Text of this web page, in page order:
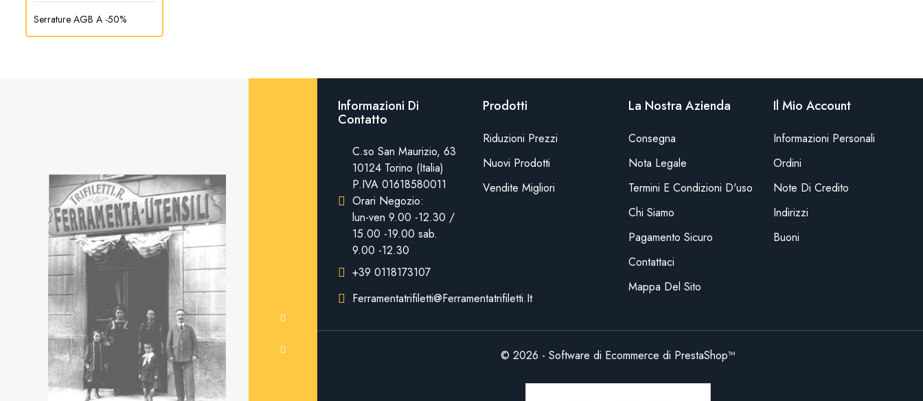
Serrature AGB A -50%
Informazioni Di
Contatto
C.so San Maurizio, 63
10124 Torino (Italia)
P.IVA 01618580011
Orari Negozio:
lun-ven 9.00 -12.30 /
15.00 -19.00 sab.
9.00 -12.30
+39 0118173107
Ferramentatrifiletti@ferramentatrifiletti.it
Prodotti
Riduzioni Prezzi
Nuovi Prodotti
Vendite Migliori
La Nostra Azienda
Consegna
Nota Legale
Termini E Condizioni D'uso
Chi Siamo
Pagamento Sicuro
Contattaci
Mappa Del Sito
Il Mio Account
Informazioni Personali
Ordini
Note Di Credito
Indirizzi
Buoni
© 2026 - Software di Ecommerce di PrestaShop™